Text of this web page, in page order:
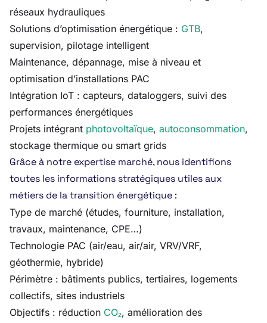
réseaux hydrauliques
Solutions d’optimisation énergétique : GTB,
supervision, pilotage intelligent
Maintenance, dépannage, mise à niveau et
optimisation d’installations PAC
Intégration IoT : capteurs, dataloggers, suivi des
performances énergétiques
Projets intégrant photovoltaïque, autoconsommation,
stockage thermique ou smart grids
Grâce à notre expertise marché, nous identifions
toutes les informations stratégiques utiles aux
métiers de la transition énergétique :
Type de marché (études, fourniture, installation,
travaux, maintenance, CPE…)
Technologie PAC (air/eau, air/air, VRV/VRF,
géothermie, hybride)
Périmètre : bâtiments publics, tertiaires, logements
collectifs, sites industriels
Objectifs : réduction CO₂, amélioration des